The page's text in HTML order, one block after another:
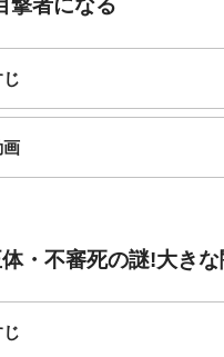
FODプレミアム公式サイト
撃者になる
画
・不審死の謎!大き